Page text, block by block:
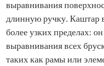
выравнивания
длинную ручку. Каштар
более узких пределах:
выравнивания всех
таких как рамы или